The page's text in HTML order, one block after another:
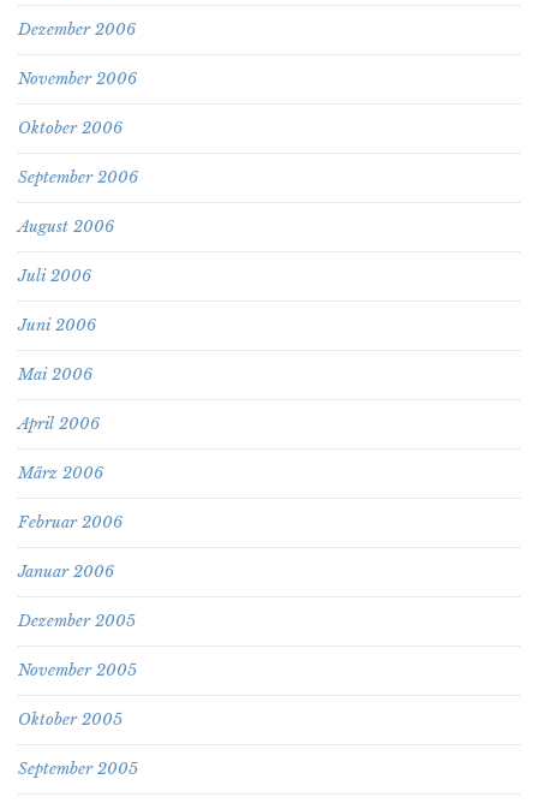
Dezember 2006
November 2006
Oktober 2006
September 2006
August 2006
Juli 2006
Juni 2006
Mai 2006
April 2006
März 2006
Februar 2006
Januar 2006
Dezember 2005
November 2005
Oktober 2005
September 2005